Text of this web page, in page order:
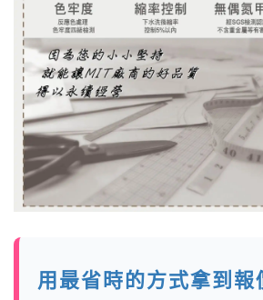
用最省時的方式拿到報